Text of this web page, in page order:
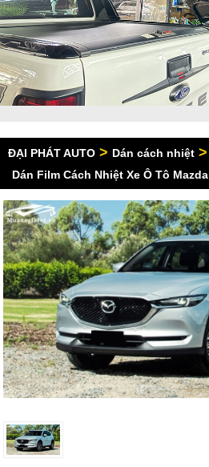
ĐẠI PHÁT AUTO > Dán cách nhiệt >
Dán Film Cách Nhiệt Xe Ô Tô Mazda